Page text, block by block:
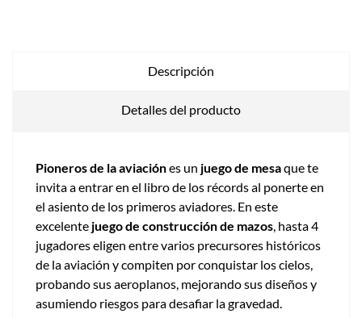
Descripción
Detalles del producto
Pioneros de la aviaciónes un juego de mesaque te
invita a entrar en el libro de los récords al ponerte en
el asiento de los primeros aviadores. En este
excelente juego de construcción de mazos, hasta 4
jugadores eligen entre varios precursores históricos
de la aviación y compiten por conquistar los cielos,
probando sus aeroplanos, mejorando sus diseños y
asumiendo riesgos para desafiar la gravedad.